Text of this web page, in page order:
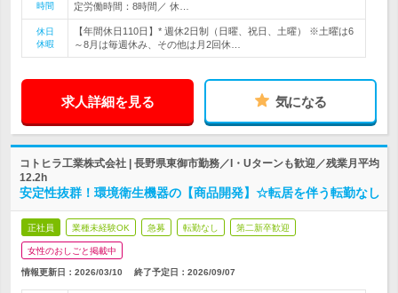
時間
定労働時間：8時間／ 休…
休日
休暇
【年間休日110日】* 週休2日制（日曜、祝日、土曜） ※土曜は6
～8月は毎週休み、その他は月2回休…
求人詳細を見る 気になる
コトヒラ工業株式会社 | 長野県東御市勤務／I・Uターンも歓迎／残業月平均
12.2h
安定性抜群！環境衛生機器の【商品開発】☆転居を伴う転勤なし
正社員 業種未経験OK 急募 転勤なし 第二新卒歓迎
女性のおしごと掲載中
情報更新日：2026/03/10 終了予定日： 2026/09/07